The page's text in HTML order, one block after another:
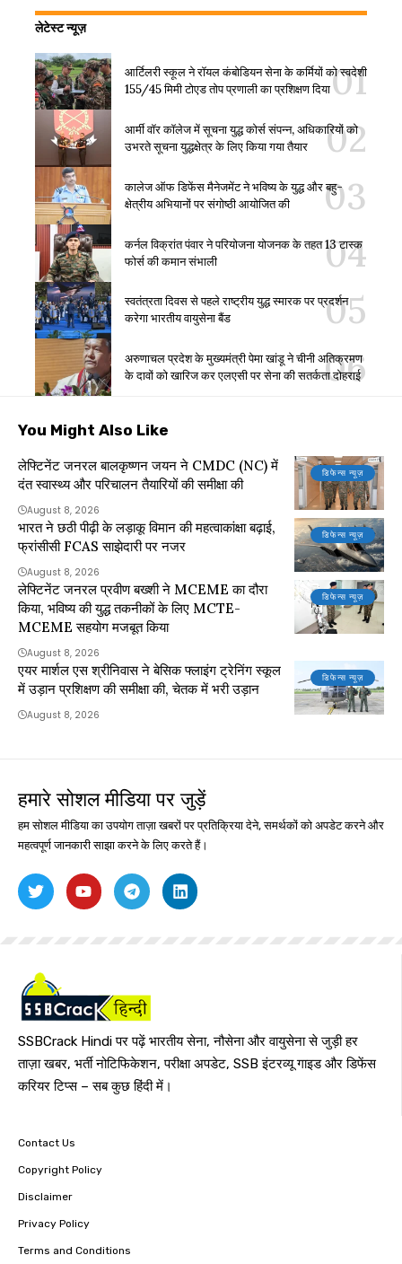
लेटेस्ट न्यूज़
आर्टिलरी स्कूल ने रॉयल कंबोडियन सेना के कर्मियों को स्वदेशी
155/45 मिमी टोएड तोप प्रणाली का प्रशिक्षण दिया
आर्मी वॉर कॉलेज में सूचना युद्ध कोर्स संपन्न, अधिकारियों को
उभरते सूचना युद्धक्षेत्र के लिए किया गया तैयार
कालेज ऑफ डिफेंस मैनेजमेंट ने भविष्य के युद्ध और बहु-
क्षेत्रीय अभियानों पर संगोष्ठी आयोजित की
कर्नल विक्रांत पंवार ने परियोजना योजनक के तहत 13 टास्क
फोर्स की कमान संभाली
स्वतंत्रता दिवस से पहले राष्ट्रीय युद्ध स्मारक पर प्रदर्शन
करेगा भारतीय वायुसेना बैंड
अरुणाचल प्रदेश के मुख्यमंत्री पेमा खांडू ने चीनी अतिक्रमण
के दावों को खारिज कर एलएसी पर सेना की सतर्कता दोहराई
You Might Also Like
डिफेन्स न्यूज़
लेफ्टिनेंट जनरल बालकृष्णन जयन ने CMDC (NC) में
दंत स्वास्थ्य और परिचालन तैयारियों की समीक्षा की
August 8, 2026
डिफेन्स न्यूज़
भारत ने छठी पीढ़ी के लड़ाकू विमान की महत्वाकांक्षा बढ़ाई,
फ्रांसीसी FCAS साझेदारी पर नजर
August 8, 2026
डिफेन्स न्यूज़
लेफ्टिनेंट जनरल प्रवीण बख्शी ने MCEME का दौरा
किया, भविष्य की युद्ध तकनीकों के लिए MCTE-
MCEME सहयोग मजबूत किया
August 8, 2026
डिफेन्स न्यूज़
एयर मार्शल एस श्रीनिवास ने बेसिक फ्लाइंग ट्रेनिंग स्कूल
में उड़ान प्रशिक्षण की समीक्षा की, चेतक में भरी उड़ान
August 8, 2026
हमारे सोशल मीडिया पर जुड़ें
हम सोशल मीडिया का उपयोग ताज़ा खबरों पर प्रतिक्रिया देने, समर्थकों को अपडेट करने और
महत्वपूर्ण जानकारी साझा करने के लिए करते हैं।
SSBCrack Hindi पर पढ़ें भारतीय सेना, नौसेना और वायुसेना से जुड़ी हर
ताज़ा खबर, भर्ती नोटिफिकेशन, परीक्षा अपडेट, SSB इंटरव्यू गाइड और डिफेंस
करियर टिप्स – सब कुछ हिंदी में।
Contact Us
Copyright Policy
Disclaimer
Privacy Policy
Terms and Conditions